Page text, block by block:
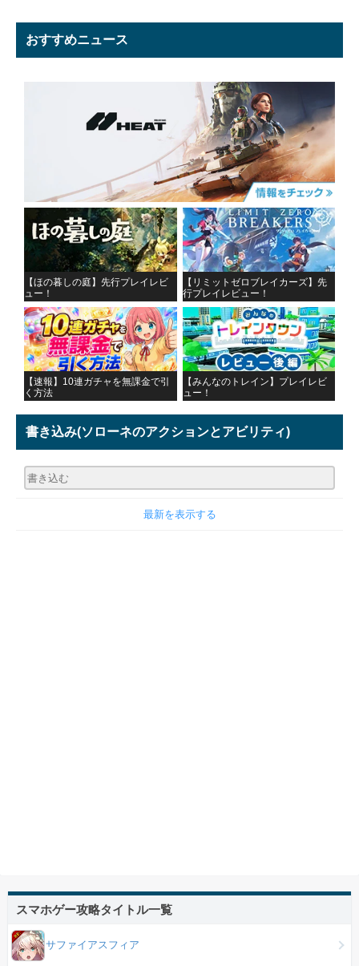
おすすめニュース
【ほの暮しの庭】先行プレイレビ
ュー！
【リミットゼロブレイカーズ】先
行プレイレビュー！
【速報】10連ガチャを無課金で引
く方法
【みんなのトレイン】プレイレビ
ュー！
書き込み(ソローネのアクションとアビリティ)
最新を表示する
スマホゲー攻略タイトル一覧
サファイアスフィア